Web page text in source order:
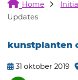
Home
Updates
kunstplanten
31 oktober 2019